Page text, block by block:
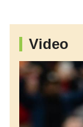
Video